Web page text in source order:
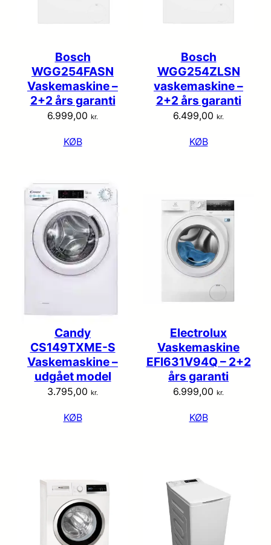
Bosch
WGG254FASN
Vaskemaskine –
2+2 års garanti
6.999,00 kr.
KØB
Bosch
WGG254ZLSN
vaskemaskine –
2+2 års garanti
6.499,00 kr.
KØB
Candy
CS149TXME-S
Vaskemaskine –
udgået model
3.795,00 kr.
KØB
Electrolux
Vaskemaskine
EFI631V94Q – 2+2
års garanti
6.999,00 kr.
KØB